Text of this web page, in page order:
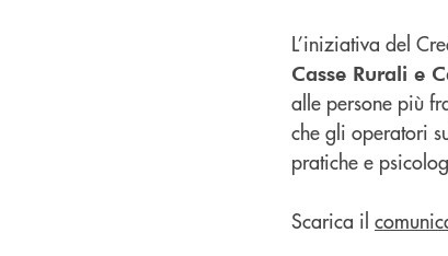
L’iniziativa del
Casse Rurali e
alle persone più
che gli operatori
pratiche e
Scarica il